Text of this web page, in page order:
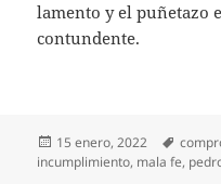
lamento y el puñetazo
contundente.
Publicado
el
15 enero, 2022
incumplimiento, mala fe,